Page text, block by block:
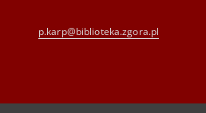
p.karp@biblioteka.zgora.pl